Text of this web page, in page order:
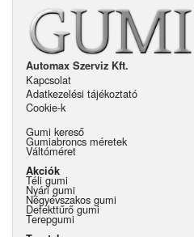
Automax Szerviz Kft.
Kapcsolat
Adatkezelési tájékoztató
Cookie-k
Gumi kereső
Gumiabroncs méretek
Váltóméret
Akciók
Téli gumi
Nyári gumi
Négyévszakos gumi
Defekttűrő gumi
Terepgumi